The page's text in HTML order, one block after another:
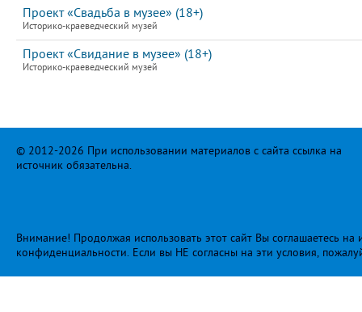
Проект «Свадьба в музее» (18+)
Историко-краеведческий музей
Проект «Свидание в музее» (18+)
Историко-краеведческий музей
© 2012-2026 При использовании материалов с сайта ссылка на
источник обязательна.
Внимание! Продолжая использовать этот сайт Вы соглашаетесь
конфиденциальности. Если вы НЕ согласны на эти условия,